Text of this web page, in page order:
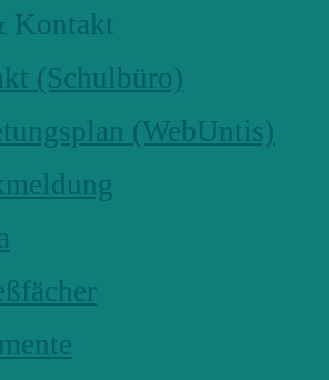
Kontakt
(Schulbüro)
(WebUntis)